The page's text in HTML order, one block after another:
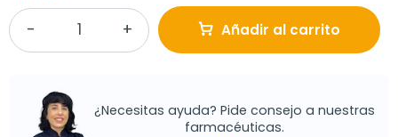
Añadir al carrito
¿Necesitas ayuda? Pide consejo a nuestras
farmacéuticas.